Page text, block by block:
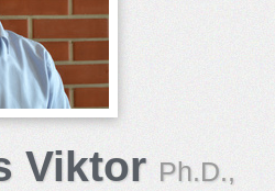
Viktor Ph.D.,